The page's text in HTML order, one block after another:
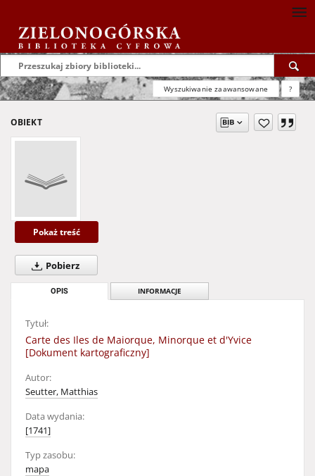
Wyszukiwanie zaawansowane ?
OBIEKT
Pokaż treść
Pobierz
OPIS INFORMACJE
Tytuł:
Carte des Iles de Maiorque, Minorque et d'Yvice
[Dokument kartograficzny]
Autor:
Seutter, Matthias
Data wydania:
[1741]
Typ zasobu:
mapa